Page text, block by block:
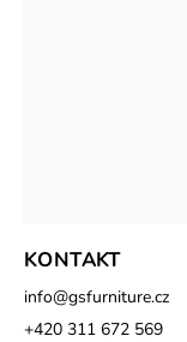
KONTAKT
info@gsfurniture.cz
+420 311 672 569